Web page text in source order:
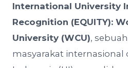
International University
Recognition (EQUITY):
University (WCU),
masyarakat internasional